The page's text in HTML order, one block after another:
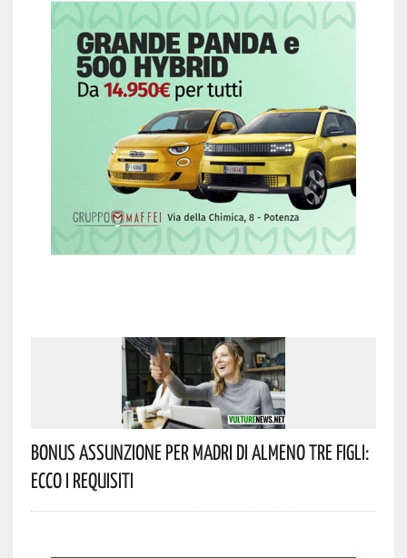
Bonus Assunzione Per Madri Di Almeno Tre Figli:
Ecco I Requisiti